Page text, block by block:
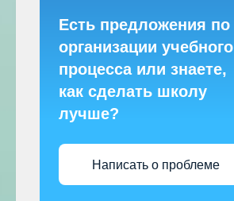
Есть предложения по
организации учебного
процесса или знаете,
как сделать школу
лучше?
Написать о проблеме